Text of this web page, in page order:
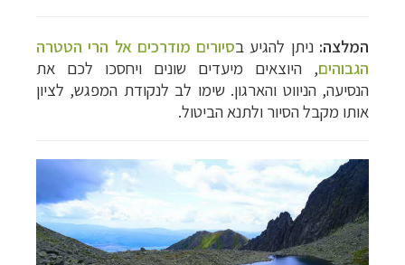
המלצה:ניתן להגיע בסיורים מודרכים אל הרי הטטרה
הגבוהים, היוצאים מיעדים שונים ויחסכו לכם את
הנסיעה, הניווט והארגון. שימו לב לנקודת המפגש, לציון
אותו מקבל הסיור ולתנא הביטול.